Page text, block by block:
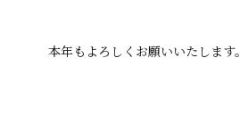
本年もよろしくお願いいたします。